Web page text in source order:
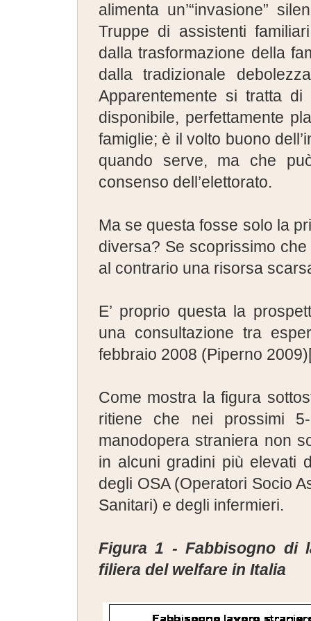
alimenta un’“invasione”
Truppe di assistenti
dalla trasformazione della
dalla tradizionale
Apparentemente si tratta di
disponibile, perfettamente
famiglie; è il volto buono
quando serve, ma che
consenso dell’elettorato.
Ma se questa fosse solo la
diversa? Se scoprissimo
al contrario una risorsa
E’ proprio questa la
una consultazione tra
febbraio 2008 (Piperno 2009)
Come mostra la figura
ritiene che nei prossimi
manodopera straniera non
in alcuni gradini più elevati
degli OSA (Operatori Socio
Sanitari) e degli infermieri.
Figura 1 - Fabbisogno di
filiera del welfare in Italia